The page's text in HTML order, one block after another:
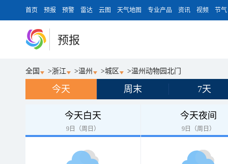
首页 预报 预警 雷达 云图 天气地图 专业产品 资讯 视频 节气
预报
全国 >浙江 >温州 >城区 >温州动物园北门
今天 周末 7天
今天白天
9日（周日）
今天夜间
9日（周日）